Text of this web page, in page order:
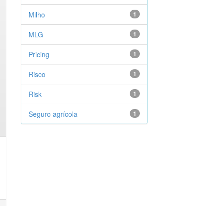
1
Milho
1
MLG
1
Pricing
1
Risco
1
Risk
1
Seguro agrícola